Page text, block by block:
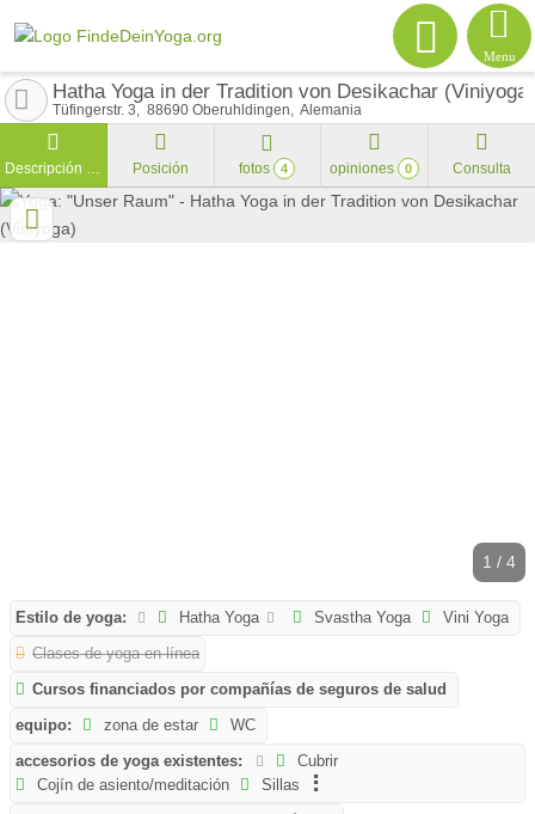
Menu
Hatha Yoga in der Tradition von Desikachar (Viniyoga)
Tüfingerstr. 3 88690 Oberuhldingen Alemania
Descripción general Posición fotos 4 opiniones 0 Consulta
1 / 4
Estilo de yoga: Hatha Yoga Svastha Yoga
Vini Yoga
Clases de yoga en línea
Cursos financiados por compañías de seguros de salud
equipo:
zona de estar
WC
accesorios de yoga existentes:
Cubrir
Cojín de asiento/meditación
Sillas